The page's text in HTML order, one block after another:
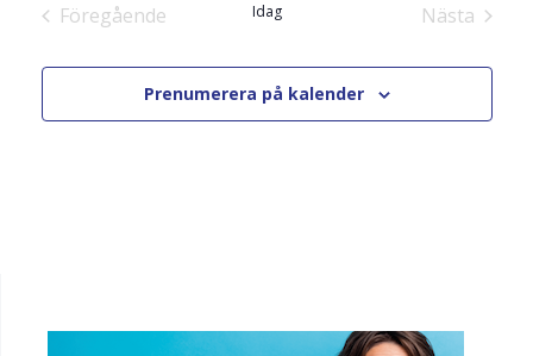
Föregående
Idag
Nästa
Prenumerera på kalender